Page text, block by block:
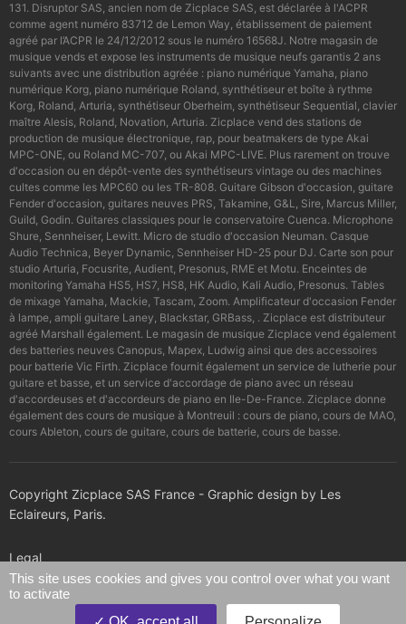
131. Disruptor SAS, ancien nom de Zicplace SAS, est déclarée à l'ACPR
comme agent numéro 83712 de Lemon Way, établissement de paiement
agréé par l’ACPR le 24/12/2012 sous le numéro 16568J. Notre magasin de
musique vends et expose les instruments de musique neufs garantis 2 ans
suivants avec une distribution agréée : piano numérique Yamaha, piano
numérique Korg, piano numérique Roland, synthétiseur et boîte à rythme
Korg, Roland, Arturia, synthétiseur Oberheim, synthétiseur Sequential, clavier
maître Alesis, Roland, Novation, Arturia. Zicplace vend des stations de
production de musique électronique, rap, pour beatmakers de type Akai
MPC-ONE, ou Roland MC-707, ou Akai MPC-LIVE. Plus rarement on trouve
d'occasion ou en dépôt-vente des synthétiseurs vintage ou des machines
cultes comme les MPC60 ou les TR-808. Guitare Gibson d'occasion, guitare
Fender d'occasion, guitares neuves PRS, Takamine, G&L, Sire, Marcus Miller,
Guild, Godin. Guitares classiques pour le conservatoire Cuenca. Microphone
Shure, Sennheiser, Lewitt. Micro de studio d'occasion Neuman. Casque
Audio Technica, Beyer Dynamic, Sennheiser HD-25 pour DJ. Carte son pour
studio Arturia, Focusrite, Audient, Presonus, RME et Motu. Enceintes de
monitoring Yamaha HS5, HS7, HS8, HK Audio, Kali Audio, Presonus. Tables
de mixage Yamaha, Mackie, Tascam, Zoom. Amplificateur d'occasion Fender
à lampe, ampli guitare Laney, Blackstar, GRBass, . Zicplace est distributeur
agréé Marshall également. Le magasin de musique Zicplace vend également
des batteries neuves Canopus, Mapex, Ludwig ainsi que des accessoires
pour batterie Vic Firth. Zicplace fournit également un service de lutherie pour
guitare et basse, et un service d'accordage de piano avec un réseau
d'accordeuses et d'accordeurs de piano en Ile-De-France. Zicplace donne
également des cours de musique à Montreuil : cours de piano, cours de MAO,
cours Ableton, cours de guitare, cours de batterie, cours de basse.
Copyright Zicplace SAS France - Graphic design by Les
Eclaireurs, Paris.
Legal
Confidentiality policy
This site uses cookies and gives you control over what you want
to activate